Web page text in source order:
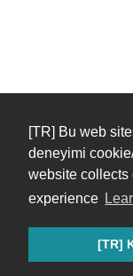
[TR] Bu web
deneyimi
website collects
experience
[TR]
Oops! Bir şeyler
deneyin.